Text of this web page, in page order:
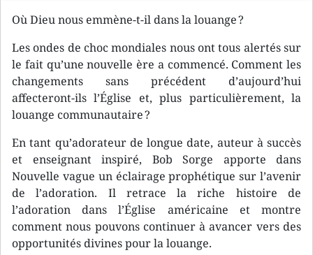
Où Dieu nous emmène-t-il dans la louange ?
Les ondes de choc mondiales nous ont tous alertés sur
le fait qu’une nouvelle ère a commencé. Comment les
changements sans précédent d’aujourd’hui
affecteront-ils l’Église et, plus particulièrement, la
louange communautaire ?
En tant qu’adorateur de longue date, auteur à succès
et enseignant inspiré, Bob Sorge apporte dans
Nouvelle vague un éclairage prophétique sur l’avenir
de l’adoration. Il retrace la riche histoire de
l’adoration dans l’Église américaine et montre
comment nous pouvons continuer à avancer vers des
opportunités divines pour la louange.